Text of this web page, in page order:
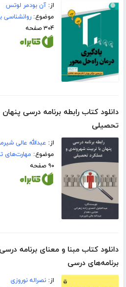
از:آن بودمر لوتس
موضوع:روانشناسی
۳۰۴ صفحه
دانلود کتاب رابطه برنامه درسی
تحصیلی
از: عبدالله عالی
موضوع: مهارت‌های
۹۰ صفحه
دانلود کتاب مبنا و معنای برنامه
برنامه‌های درسی
از:نصراله نوروزی